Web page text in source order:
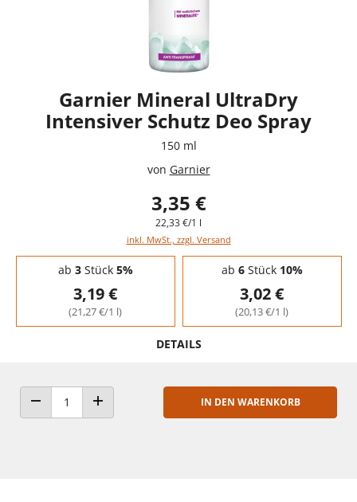
Garnier Mineral UltraDry
Intensiver Schutz Deo Spray
150 ml
von Garnier
3,35 €
22,33 €/1 l
inkl. MwSt., zzgl. Versand
Staffelpreise - Mengenrabatt
ab 3Stück 5%
3,19 €
(21,27 €/1 l)
ab 6Stück 10%
3,02 €
(20,13 €/1 l)
DETAILS
ANZAHL VERRINGERNANZAHL ERHÖHEN
IN DEN WARENKORB